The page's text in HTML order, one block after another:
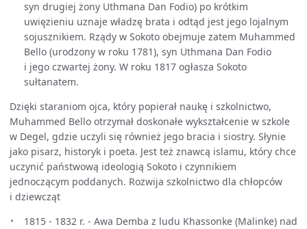
syn drugiej żony Uthmana Dan Fodio) po krótkim
uwięzieniu uznaje władzę brata i odtąd jest jego lojalnym
sojusznikiem. Rządy w Sokoto obejmuje zatem Muhammed
Bello (urodzony w roku 1781), syn Uthmana Dan Fodio
i jego czwartej żony. W roku 1817 ogłasza Sokoto
sułtanatem.
Dzięki staraniom ojca, który popierał naukę i szkolnictwo,
Muhammed Bello otrzymał doskonałe wykształcenie w szkole
w Degel, gdzie uczyli się również jego bracia i siostry. Słynie
jako pisarz, historyk i poeta. Jest też znawcą islamu, który chce
uczynić państwową ideologią Sokoto i czynnikiem
jednoczącym poddanych. Rozwija szkolnictwo dla chłopców
i dziewcząt
1815 - 1832 r. - Awa Demba z ludu Khassonke (Malinke) nad